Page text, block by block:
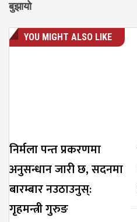
बुझायो
YOU MIGHT ALSO LIKE
निर्मला पन्त प्रकरणमा
अनुसन्धान जारी छ, सदनमा
बारम्बार नउठाउनुस्:
गृहमन्त्री गुरुङ